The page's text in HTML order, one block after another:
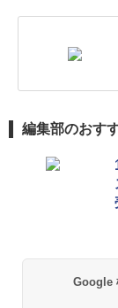
編集部のおす
Google